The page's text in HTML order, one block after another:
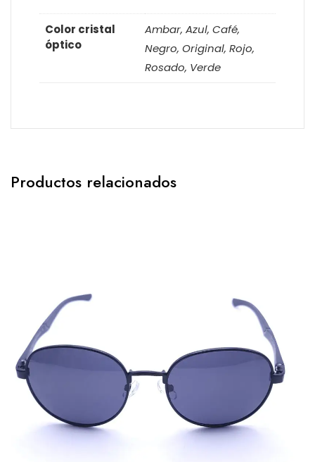
Color cristal
óptico
Ambar, Azul, Café,
Negro, Original, Rojo,
Rosado, Verde
Productos relacionados